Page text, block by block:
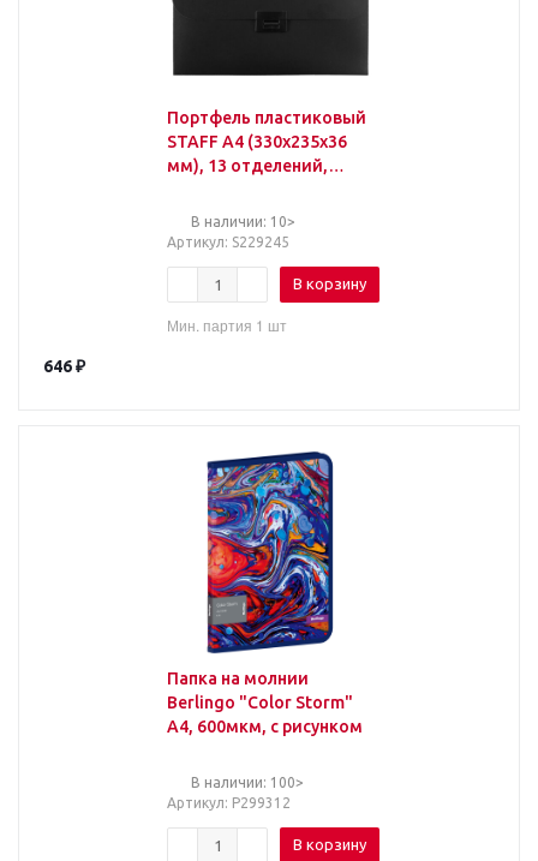
Портфель пластиковый
STAFF А4 (330х235х36
мм), 13 отделений,
черный, 229245
В наличии: 10>
Артикул: S229245
В корзину
Мин. партия 1 шт
646₽
Папка на молнии
Berlingo "Color Storm"
А4, 600мкм, с рисунком
В наличии: 100>
Артикул: Р299312
В корзину